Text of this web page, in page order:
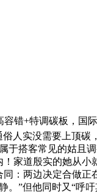
错+特调碳板，国
人实没需要上顶
于搭客常见的姑且
家道殷实的她从
：两边决定合做
。”但他同时又“呼